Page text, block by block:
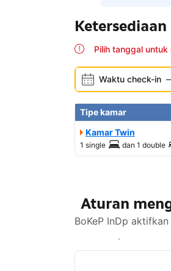
Ketersediaan
Pilih tanggal
Waktu check-in
Tipe kamar
Kamar Twin
1 single dan 1 double
Aturan
BoKeP InDp
Lihat ketersediaan